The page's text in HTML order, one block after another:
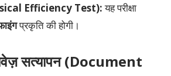
Efficiency Test):यह परीक्षा
प्रकृति की होगी।
सत्यापन (Document